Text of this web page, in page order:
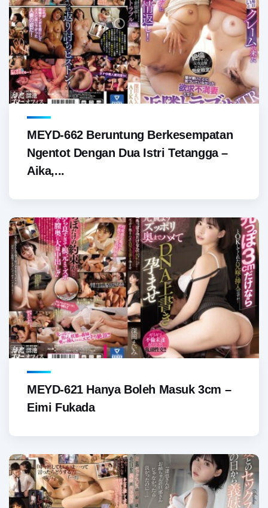
MEYD-662 Beruntung Berkesempatan
Ngentot Dengan Dua Istri Tetangga –
Aika,...
MEYD-621 Hanya Boleh Masuk 3cm –
Eimi Fukada